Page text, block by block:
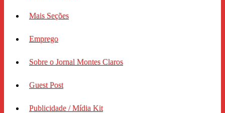
Mais Seções
Emprego
Sobre o Jornal Montes Claros
Guest Post
Publicidade / Mídia Kit